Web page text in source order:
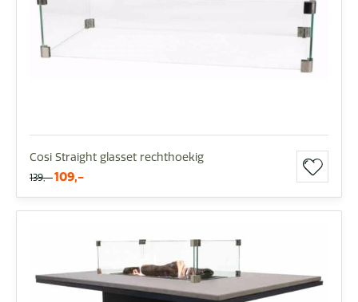
Cosi Straight glasset rechthoekig
139,- 109,-